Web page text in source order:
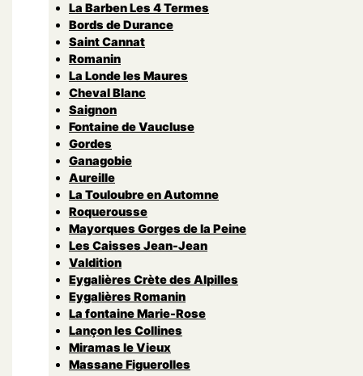
La Barben Les 4 Termes
Bords de Durance
Saint Cannat
Romanin
La Londe les Maures
Cheval Blanc
Saignon
Fontaine de Vaucluse
Gordes
Ganagobie
Aureille
La Touloubre en Automne
Roquerousse
Mayorques Gorges de la Peine
Les Caisses Jean-Jean
Valdition
Eygalières Crète des Alpilles
Eygalières Romanin
La fontaine Marie-Rose
Lançon les Collines
Miramas le Vieux
Massane Figuerolles